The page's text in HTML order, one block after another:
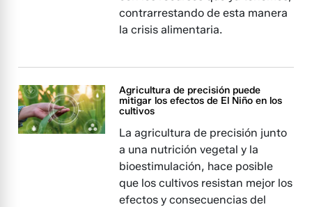
contrarrestando de esta manera
la crisis alimentaria.
Agricultura de precisión puede
mitigar los efectos de El Niño en los
cultivos
La agricultura de precisión junto
a una nutrición vegetal y la
bioestimulación, hace posible
que los cultivos resistan mejor los
efectos y consecuencias del